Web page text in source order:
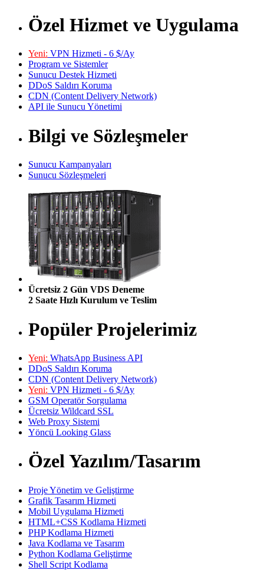
Özel Hizmet ve Uygulama
Yeni: VPN Hizmeti - 6 $/Ay
Program ve Sistemler
Sunucu Destek Hizmeti
DDoS Saldırı Koruma
CDN (Content Delivery Network)
API ile Sunucu Yönetimi
Bilgi ve Sözleşmeler
Sunucu Kampanyaları
Sunucu Sözleşmeleri
Ücretsiz 2 Gün VDS Deneme
2 Saate Hızlı Kurulum ve Teslim
Popüler Projelerimiz
Yeni: WhatsApp Business API
DDoS Saldırı Koruma
CDN (Content Delivery Network)
Yeni: VPN Hizmeti - 6 $/Ay
GSM Operatör Sorgulama
Ücretsiz Wildcard SSL
Web Proxy Sistemi
Yöncü Looking Glass
Özel Yazılım/Tasarım
Proje Yönetim ve Geliştirme
Grafik Tasarım Hizmeti
Mobil Uygulama Hizmeti
HTML+CSS Kodlama Hizmeti
PHP Kodlama Hizmeti
Java Kodlama ve Tasarım
Python Kodlama Geliştirme
Shell Script Kodlama